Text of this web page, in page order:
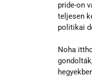
pride-on
teljesen
politikai
Noha